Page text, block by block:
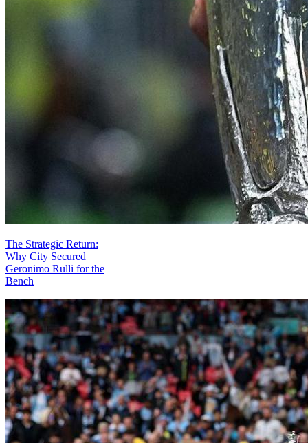
The Strategic Return:
Why City Secured
Geronimo Rulli for the
Bench